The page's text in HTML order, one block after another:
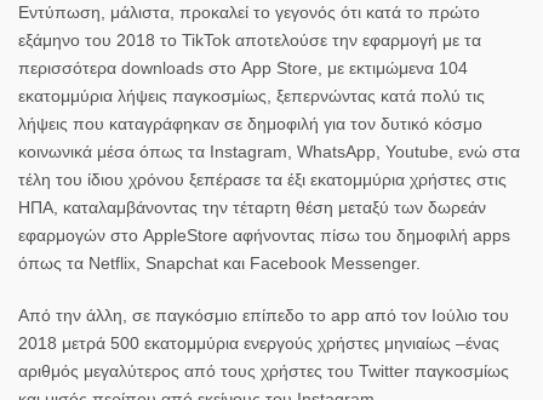
Εντύπωση, μάλιστα, προκαλεί το γεγονός ότι κατά το πρώτο
εξάμηνο του 2018 το TikTok αποτελούσε την εφαρμογή με τα
περισσότερα downloads στο App Store, με εκτιμώμενα 104
εκατομμύρια λήψεις παγκοσμίως, ξεπερνώντας κατά πολύ τις
λήψεις που καταγράφηκαν σε δημοφιλή για τον δυτικό κόσμο
κοινωνικά μέσα όπως τα Instagram, WhatsApp, Youtube, ενώ στα
τέλη του ίδιου χρόνου ξεπέρασε τα έξι εκατομμύρια χρήστες στις
ΗΠΑ, καταλαμβάνοντας την τέταρτη θέση μεταξύ των δωρεάν
εφαρμογών στο AppleStore αφήνοντας πίσω του δημοφιλή apps
όπως τα Netflix, Snapchat και Facebook Messenger.
Από την άλλη, σε παγκόσμιο επίπεδο το app από τον Ιούλιο του
2018 μετρά 500 εκατομμύρια ενεργούς χρήστες μηνιαίως –ένας
αριθμός μεγαλύτερος από τους χρήστες του Twitter παγκοσμίως